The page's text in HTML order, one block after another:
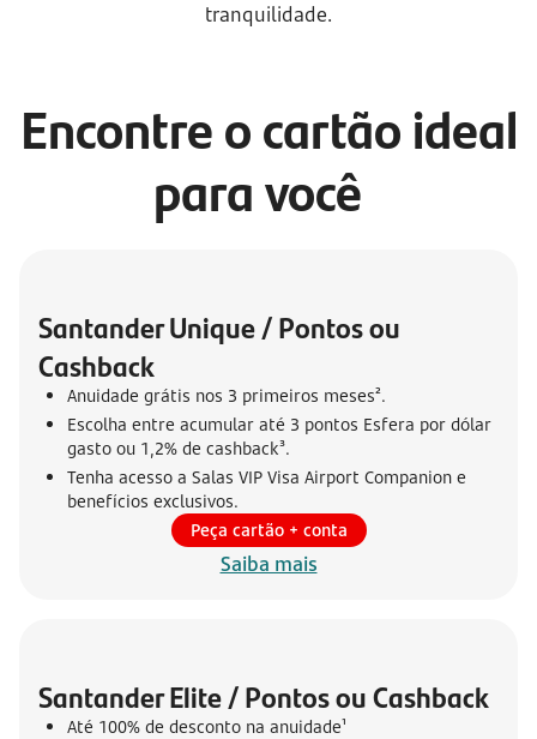
tranquilidade.
Encontre o cartão ideal
para você
Santander Unique / Pontos ou
Cashback
Anuidade grátis nos 3 primeiros meses².
Escolha entre acumular até 3 pontos Esfera por dólar
gasto ou 1,2% de cashback³.
Tenha acesso a Salas VIP Visa Airport Companion e
benefícios exclusivos.
Peça cartão + conta
Saiba mais
Santander Elite / Pontos ou Cashback
Até 100% de desconto na anuidade¹